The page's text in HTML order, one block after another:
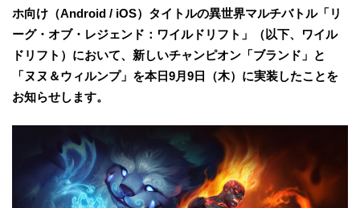
ホ向け（Android / iOS）タイトルの異世界マルチバトル「リ
ーグ・オブ・レジェンド：ワイルドリフト」（以下、ワイル
ドリフト）において、新しいチャンピオン「ブランド」と
「ヌヌ＆ウィルンプ」を本日9月9日（木）に実装したことを
お知らせします。